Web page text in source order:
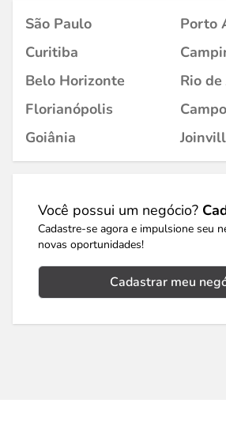
São Paulo
Porto
Curitiba
Belo Horizonte
Rio
Florianópolis
Goiânia
Você possui um negócio?
Cadastre-se agora e impulsione seu
novas oportunidades!
Cadastrar meu